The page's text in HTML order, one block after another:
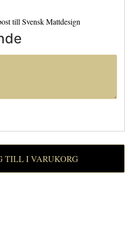
till Svensk Mattdesign
TILL I VARUKORG